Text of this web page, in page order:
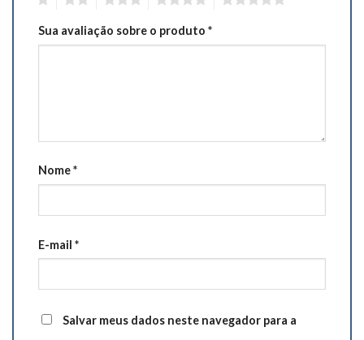
Sua avaliação sobre o produto *
Nome*
E-mail *
Salvar meus dados neste navegador para a